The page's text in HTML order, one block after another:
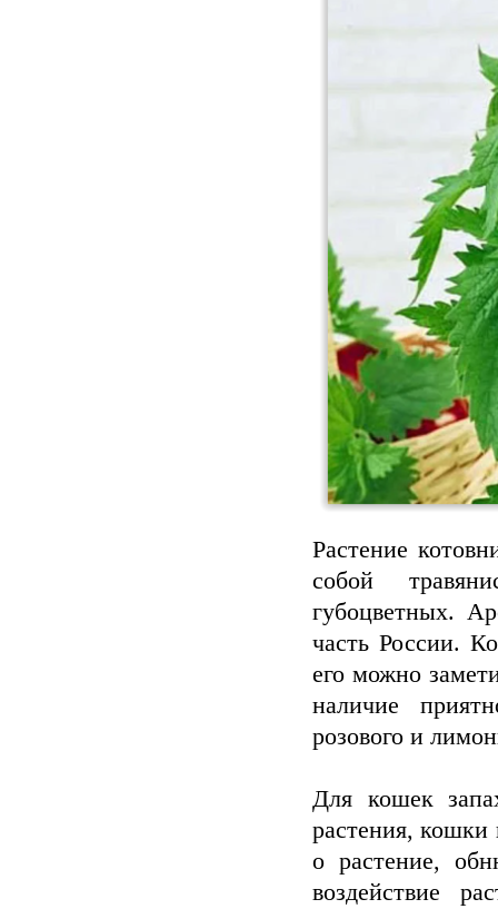
Растение
собой
губоцветных.
часть России.
его можно
наличие
розового и
Для кошек
растения, кошки
о растение,
воздействие